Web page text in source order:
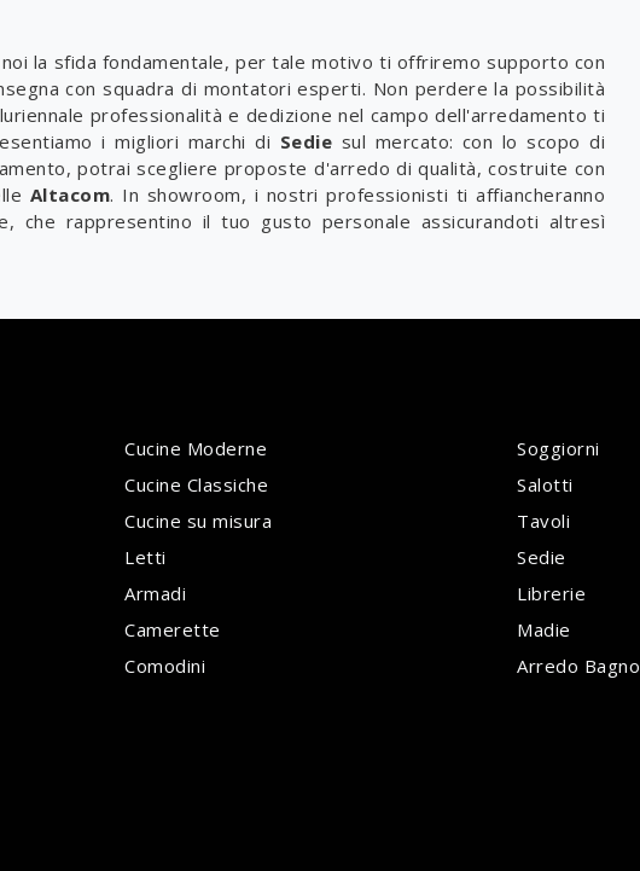
la sfida fondamentale, per tale motivo ti offriremo supporto con
con squadra di montatori esperti. Non perdere la possibilità
professionalità e dedizione nel campo dell'arredamento ti
i migliori marchi di Sedie sul mercato: con lo scopo di
potrai scegliere proposte d'arredo di qualità, costruite con
Altacom. In showroom, i nostri professionisti ti affiancheranno
che rappresentino il tuo gusto personale assicurandoti altresì
Cucine Moderne
Cucine Classiche
Cucine su misura
Letti
Armadi
Camerette
Comodini
Soggiorni
Salotti
Tavoli
Sedie
Librerie
Madie
Arredo Bagno